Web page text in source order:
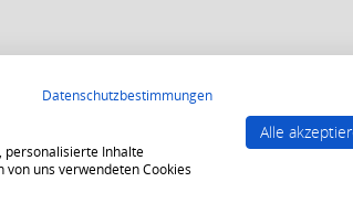
erfüllt werden.
strenge Kriterien zum Schutz persönlicher Daten.
Datenschutzbestimmungen
personalisierte Inhalte
uns verwendeten Cookies
Alle